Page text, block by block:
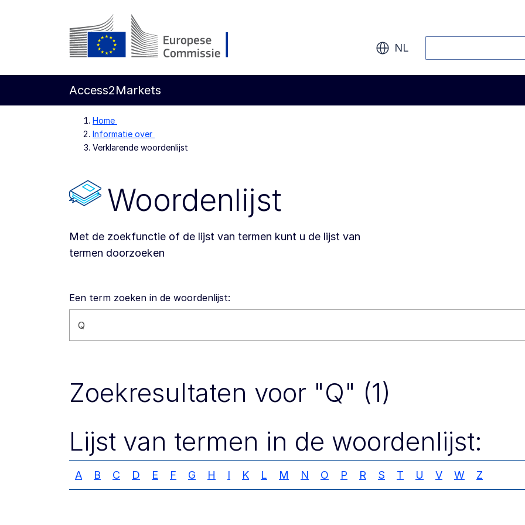
Direct naar de inhoud
NL
Access2Markets
Home
Informatie over
Verklarende woordenlijst
Woordenlijst
Met de zoekfunctie of de lijst van termen kunt u de lijst van
termen doorzoeken
Een term zoeken in de woordenlijst:
Zoeken op deze website
Zoekresultaten voor "Q" (1)
Lijst van termen in de woordenlijst:
A B C D E F G H I K L M N O P R S T U V W Z